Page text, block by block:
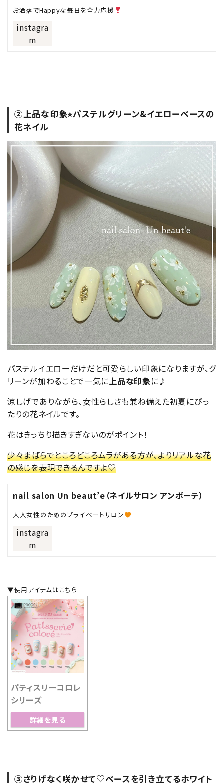
お洒落でHappyな毎日を全力応援
instagra
m
②上品な印象⭐︎パステルグリーン&イエローベースの
花ネイル
パステルイエローだけだと可愛らしい印象になりますが、グ
リーンが加わることで一気に上品な印象に♪
涼しげでありながら、女性らしさも兼ね備えた初夏にぴっ
たりの花ネイルです。
花はきっちり描きすぎないのがポイント！
少々まばらでところどころムラがある方が、よりリアルな花
の感じを表現できるんですよ♡
nail salon Un beaut’e（ネイルサロン アンボーテ）
大人女性のためのプライベートサロン
instagra
m
▼使用アイテムはこちら
パティスリーコロレ
シリーズ
詳細を見る
③さりげなく咲かせて♡ベースを引き立てるホワイト